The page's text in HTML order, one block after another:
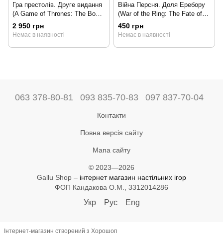
Гра престолів. Друге видання
(A Game of Thrones: The Board
Game Second Edition)
2 950 грн
Немає в наявності
Війна Персня. Доля Еребору
(War of the Ring: The Fate of
Erebor)
450 грн
Немає в наявності
063 378-80-81 093 835-70-83 097 837-70-04
Контакти
Повна версія сайту
Мапа сайту
© 2023—2026
Gallu Shop – інтернет магазин настільних ігор
ФОП Кандакова О.М., 3312014286
Укр Рус Eng
Інтернет-магазин створений з Хорошоп